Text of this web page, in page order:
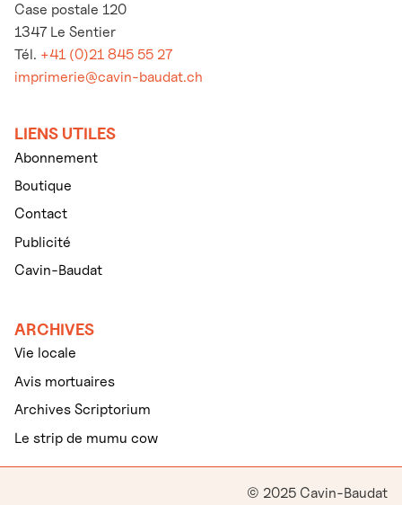
Case postale 120
1347 Le Sentier
Tél. +41 (0)21 845 55 27
imprimerie@cavin-baudat.ch
LIENS UTILES
Abonnement
Boutique
Contact
Publicité
Cavin-Baudat
ARCHIVES
Vie locale
Avis mortuaires
Archives Scriptorium
Le strip de mumu cow
© 2025 Cavin-Baudat